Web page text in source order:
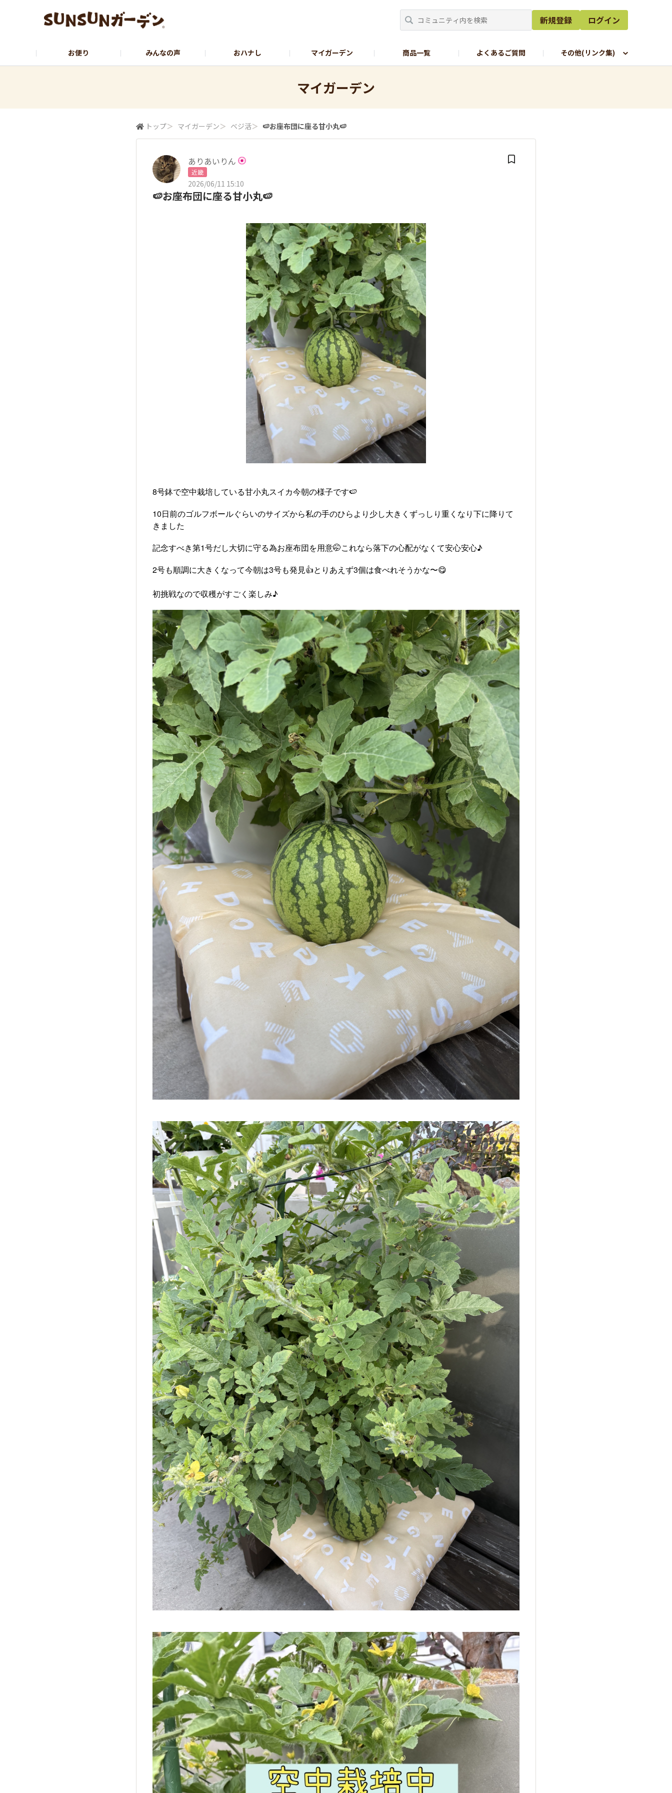
新規登録 ログイン
お便り みんなの声 おハナし マイガーデン 商品一覧 よくあるご質問 その他(リンク集)
マイガーデン
トップ＞ マイガーデン＞ ベジ活＞ 🍉お座布団に座る甘小丸🍉
ありあいりん
近畿
2026/06/11 15:10
🍉お座布団に座る甘小丸🍉
8号鉢で空中栽培している甘小丸スイカ今朝の様子です🍉
10日前のゴルフボールぐらいのサイズから私の手のひらより少し大きくずっしり重くなり下に降りて
きました
記念すべき第1号だし大切に守る為お座布団を用意🤭これなら落下の心配がなくて安心安心♪
2号も順調に大きくなって今朝は3号も発見👍とりあえず3個は食べれそうかな〜😋
初挑戦なので収穫がすごく楽しみ♪